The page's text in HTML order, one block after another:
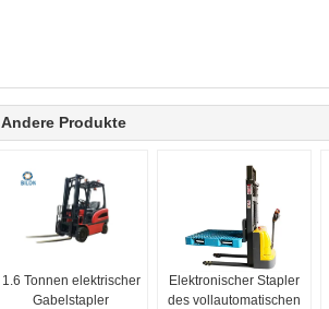
Andere Produkte
1.6 Tonnen elektrischer
Gabelstapler
Elektronischer Stapler
des vollautomatischen